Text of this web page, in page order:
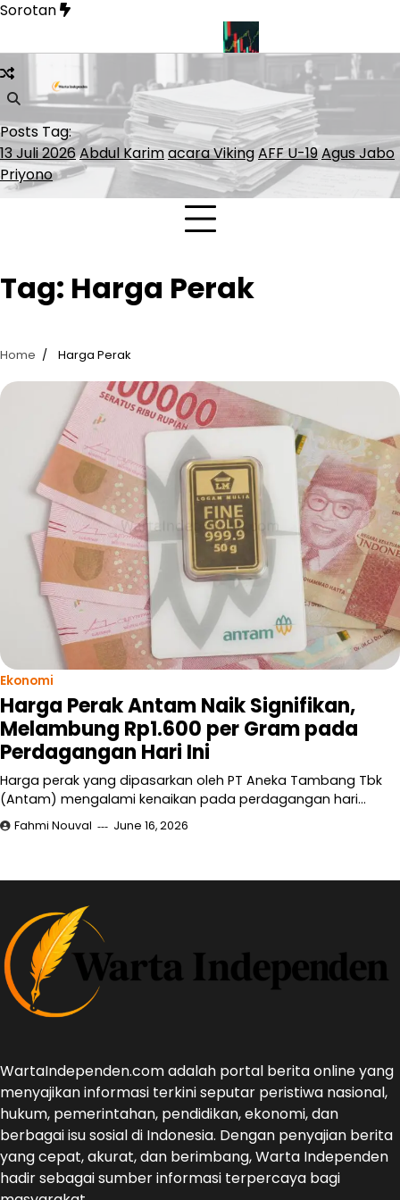
Skip
content
Sorotan
Soal Pelayaran Selat Hormuz INDEF: Merah Putih Bond
Posts Tag:
13 Juli 2026Abdul Karimacara VikingAFF U-19Agus Jabo
Priyono
Tag: Harga Perak
Home Harga Perak
Ekonomi
Harga Perak Antam Naik Signifikan,
Melambung Rp1.600 per Gram pada
Perdagangan Hari Ini
Harga perak yang dipasarkan oleh PT Aneka Tambang Tbk
(Antam) mengalami kenaikan pada perdagangan hari…
Fahmi Nouval June 16, 2026
WartaIndependen.com adalah portal berita online yang
menyajikan informasi terkini seputar peristiwa nasional,
hukum, pemerintahan, pendidikan, ekonomi, dan
berbagai isu sosial di Indonesia. Dengan penyajian berita
yang cepat, akurat, dan berimbang, Warta Independen
hadir sebagai sumber informasi terpercaya bagi